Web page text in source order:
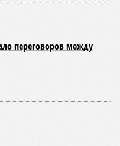
переговоров между